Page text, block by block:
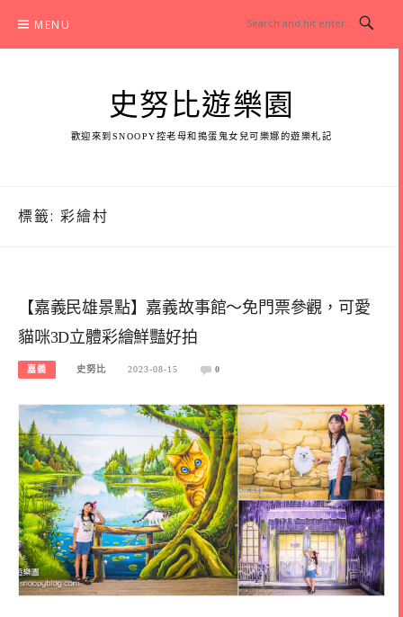
content
MENU
史努比遊樂園
歡迎來到SNOOPY控老母和搗蛋鬼女兒可樂娜的遊樂札記
標籤: 彩繪村
【嘉義民雄景點】嘉義故事館～免門票參觀，可愛
貓咪3D立體彩繪鮮豔好拍
嘉義 史努比 2023-08-15 0